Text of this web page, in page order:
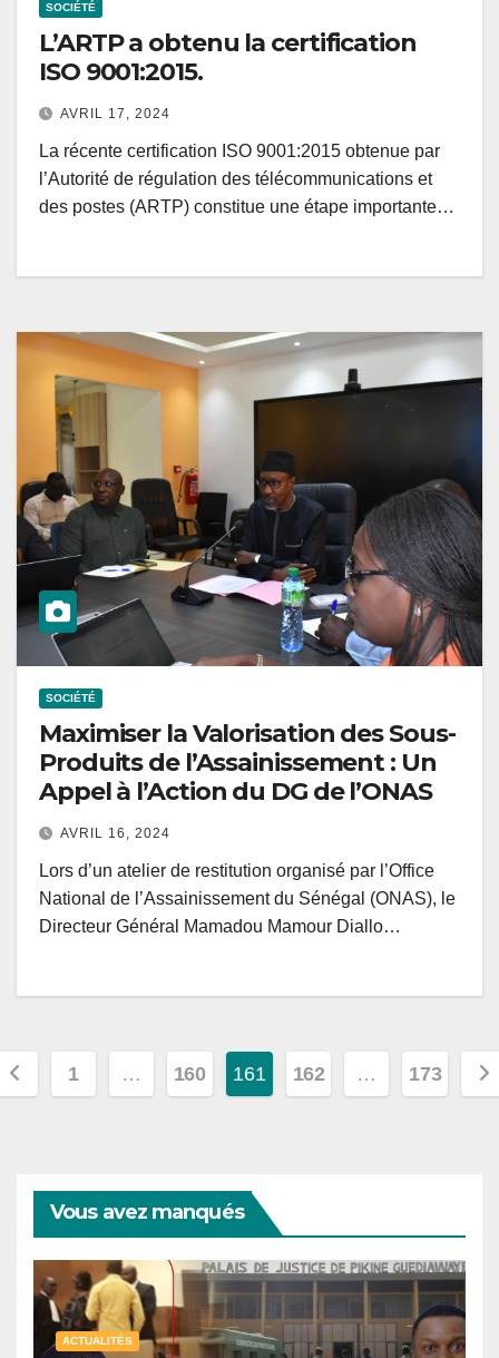
SOCIÉTÉ
L’ARTP a obtenu la certification
ISO 9001:2015.
AVRIL 17, 2024
La récente certification ISO 9001:2015 obtenue par
l’Autorité de régulation des télécommunications et
des postes (ARTP) constitue une étape importante…
SOCIÉTÉ
Maximiser la Valorisation des Sous-
Produits de l’Assainissement : Un
Appel à l’Action du DG de l’ONAS
AVRIL 16, 2024
Lors d’un atelier de restitution organisé par l’Office
National de l’Assainissement du Sénégal (ONAS), le
Directeur Général Mamadou Mamour Diallo…
1 … 160 161 162 … 173
Vous avez manqués
ACTUALITÉS